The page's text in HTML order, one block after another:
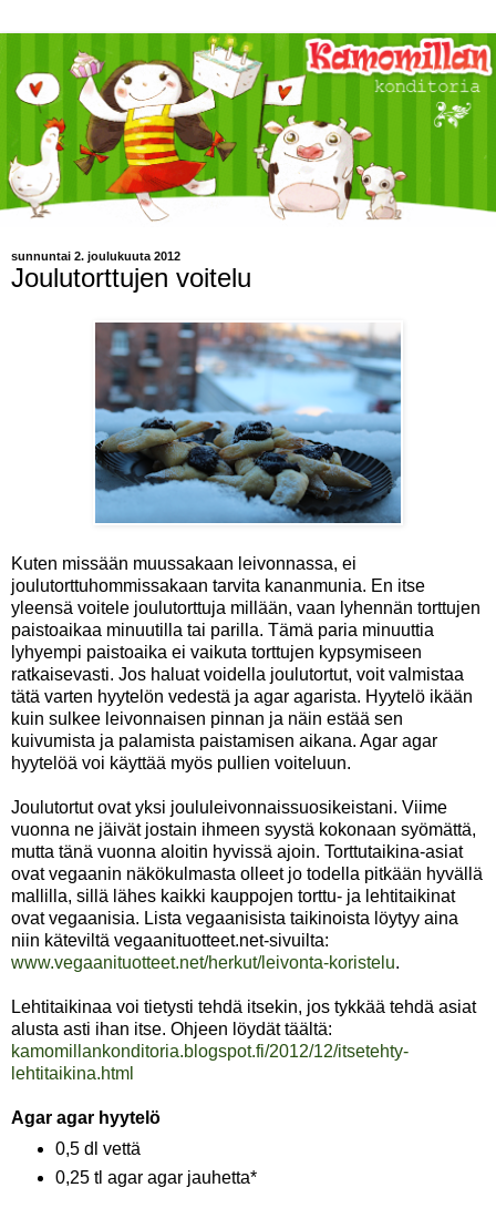
sunnuntai 2. joulukuuta 2012
Joulutorttujen voitelu
Kuten missään muussakaan leivonnassa, ei
joulutorttuhommissakaan tarvita kananmunia. En itse
yleensä voitele joulutorttuja millään, vaan lyhennän torttujen
paistoaikaa minuutilla tai parilla. Tämä paria minuuttia
lyhyempi paistoaika ei vaikuta torttujen kypsymiseen
ratkaisevasti. Jos haluat voidella joulutortut, voit valmistaa
tätä varten hyytelön vedestä ja agar agarista. Hyytelö ikään
kuin sulkee leivonnaisen pinnan ja näin estää sen
kuivumista ja palamista paistamisen aikana. Agar agar
hyytelöä voi käyttää myös pullien voiteluun.
Joulutortut ovat yksi joululeivonnaissuosikeistani. Viime
vuonna ne jäivät jostain ihmeen syystä kokonaan syömättä,
mutta tänä vuonna aloitin hyvissä ajoin. Torttutaikina-asiat
ovat vegaanin näkökulmasta olleet jo todella pitkään hyvällä
mallilla, sillä lähes kaikki kauppojen torttu- ja lehtitaikinat
ovat vegaanisia. Lista vegaanisista taikinoista löytyy aina
niin käteviltä vegaanituotteet.net-sivuilta:
www.vegaanituotteet.net/herkut/leivonta-koristelu.
Lehtitaikinaa voi tietysti tehdä itsekin, jos tykkää tehdä asiat
alusta asti ihan itse. Ohjeen löydät täältä:
kamomillankonditoria.blogspot.fi/2012/12/itsetehty-
lehtitaikina.html
Agar agar hyytelö
0,5 dl vettä
0,25 tl agar agar jauhetta*